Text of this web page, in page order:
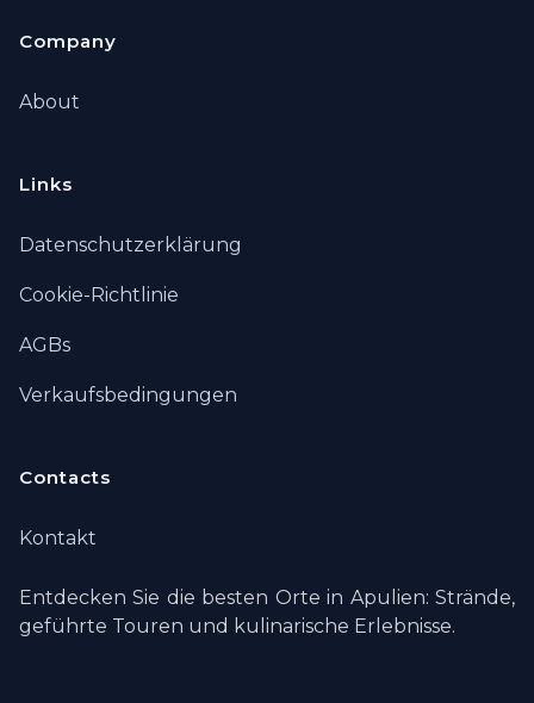
Company
About
Links
Datenschutzerklärung
Cookie-Richtlinie
AGBs
Verkaufsbedingungen
Contacts
Kontakt
Entdecken Sie die besten Orte in Apulien: Strände,
geführte Touren und kulinarische Erlebnisse.